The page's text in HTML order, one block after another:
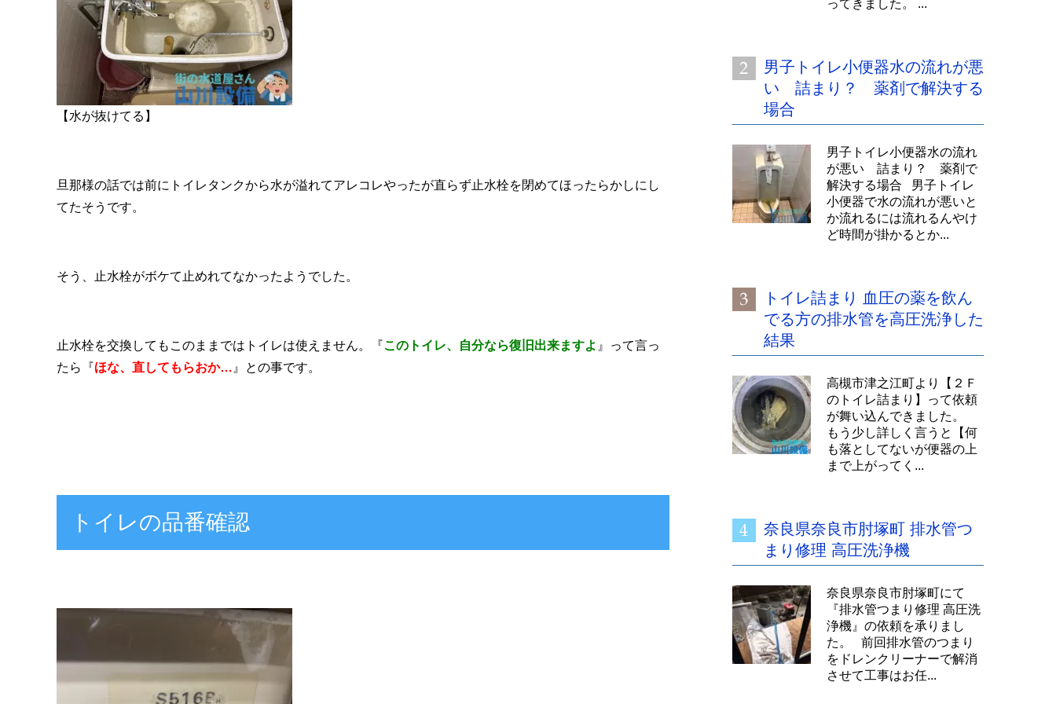
【水が抜けてる】
旦那様の話では前にトイレタンクから水が溢れてアレコレやったが直らず止水栓を閉めてほったらかしにし
てたそうです。
そう、止水栓がボケて止めれてなかったようでした。
止水栓を交換してもこのままではトイレは使えません。『このトイレ、自分なら復旧出来ますよ 』って言っ
たら『ほな、直してもらおか… 』との事です。
トイレの品番確認
ってきました。 ...
男子トイレ小便器水の流れが悪
い 詰まり？ 薬剤で解決する
場合
男子トイレ小便器水の流れ
が悪い 詰まり？ 薬剤で
解決する場合 男子トイレ
小便器で水の流れが悪いと
か流れるには流れるんやけ
ど時間が掛かるとか...
トイレ詰まり 血圧の薬を飲ん
でる方の排水管を高圧洗浄した
結果
高槻市津之江町より【２Ｆ
のトイレ詰まり】って依頼
が舞い込んできました。
もう少し詳しく言うと【何
も落としてないが便器の上
まで上がってく...
奈良県奈良市肘塚町 排水管つ
まり修理 高圧洗浄機
奈良県奈良市肘塚町にて
『排水管つまり修理 高圧洗
浄機』の依頼を承りまし
た。 前回排水管のつまり
をドレンクリーナーで解消
させて工事はお任...